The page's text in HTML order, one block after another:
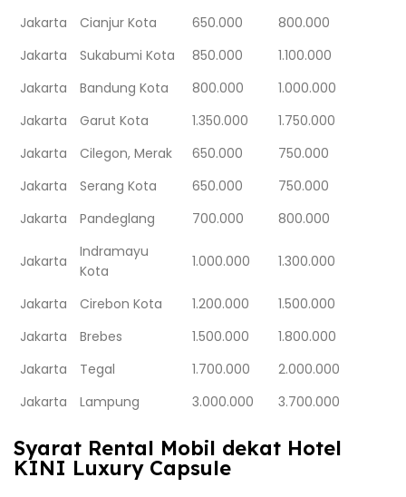
Jakarta
Cianjur Kota 650.000
800.000
Jakarta
Sukabumi Kota 850.000
1.100.000
Jakarta
Bandung Kota 800.000
1.000.000
Jakarta
Garut Kota 1.350.000
1.750.000
Jakarta
Cilegon, Merak 650.000
750.000
Jakarta
Serang Kota 650.000
750.000
Jakarta
Pandeglang 700.000 800.000
Jakarta
Indramayu
Kota
1.000.000 1.300.000
Jakarta Cirebon Kota 1.200.000
1.500.000
Jakarta
Brebes 1.500.000
1.800.000
Jakarta
Tegal 1.700.000
2.000.000
Jakarta
Lampung 3.000.000 3.700.000
Syarat Rental Mobil dekat Hotel
KINI Luxury Capsule